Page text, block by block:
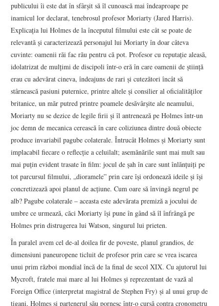
publicului îi este dat în sfârşit să îl cunoască mai îndeaproape pe
inamicul lor declarat, tenebrosul profesor Moriarty (Jared Harris).
Explicaţia lui Holmes de la începutul filmului este cât se poate de
relevantă şi caracterizează personajul lui Moriarty în doar câteva
cuvinte: oamenii răi fac rău pentru că pot. Profesor cu reputaţie aleasă,
idolatrizat de mulţimi de discipoli într-o eră în care oamenii de ştiinţă
erau cu adevărat cineva, îndeajuns de rari şi cutezători încât să
stârnească pasiuni puternice, printre altele şi consilier al oficialităţilor
britanice, un măr putred printre poamele desăvârşite ale neamului,
Moriarty nu se dezice de legile firii şi îl antrenează pe Holmes într-un
joc demn de mecanica cerească în care coliziunea dintre două obiecte
produce invariabil pagube colaterale. Întrucât Holmes şi Moriarty sunt
implacabil fiecare o reflecţie a celuilalt; asemănările sunt mai mult sau
mai puţin evident trasate în film: jocul de şah în care sunt înlănţuiţi pe
tot parcursul filmului, „dioramele” prin care îşi ordonează ideile şi îşi
concretizează apoi planul de acţiune. Cum oare să învingă negrul pe
alb? Pagube colaterale – aceasta este adevărata premiză a jocului de
umbre ce urmează, căci Moriarty îşi pune în gând să îl înfrângă pe
Holmes prin distrugerea lui Watson, singurul lui prieten.
În paralel avem cel de-al doilea fir de poveste, planul grandios, de
dimensiuni paneuropene ticluit de profesor prin care se vrea iscarea
unui prim război mondial încă de la final de secol XIX. Cu ajutorul lui
Mycroft, fratele mai mare al lui Holmes şi reprezentant de vază al
Foreign Office (interpretat magistral de Stephen Fry) şi al unui grup de
ţigani, Holmes şi partenerul său pornesc într-o cursă contra cronometru